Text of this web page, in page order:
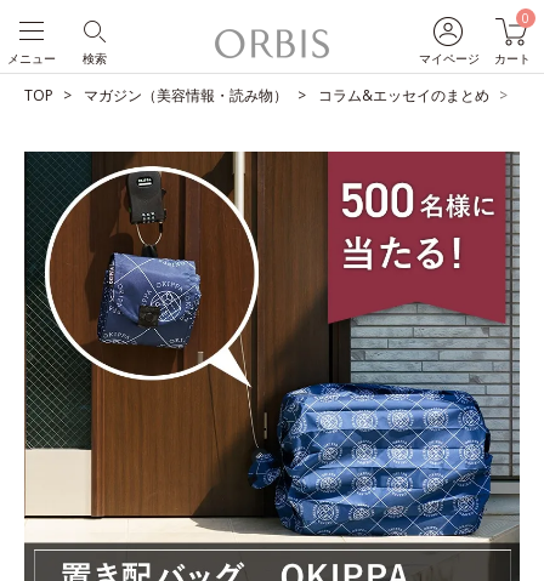
マイページ
0
カート
検索
メニュー
TOP マガジン（美容情報・読み物） コラム&エッセイのまとめ